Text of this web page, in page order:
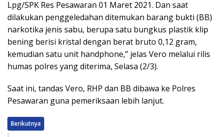
Lpg/SPK Res Pesawaran 01 Maret 2021. Dan saat
dilakukan penggeledahan ditemukan barang bukti (BB)
narkotika jenis sabu, berupa satu bungkus plastik klip
bening berisi kristal dengan berat bruto 0,12 gram,
kemudian satu unit handphone,” jelas Vero melalui rilis
humas polres yang diterima, Selasa (2/3).
Saat ini, tandas Vero, RHP dan BB dibawa ke Polres
Pesawaran guna pemeriksaan lebih lanjut.
Berikutnya